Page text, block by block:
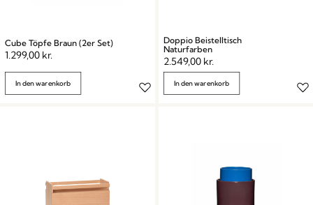
Cube Töpfe Braun (2er Set)
1.299,00 kr.
In den warenkorb
Doppio Beistelltisch
Naturfarben
2.549,00 kr.
In den warenkorb